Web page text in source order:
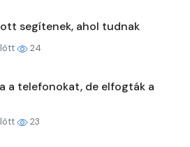
segítenek, ahol tudnak
24
a telefonokat, de elfogták a
23